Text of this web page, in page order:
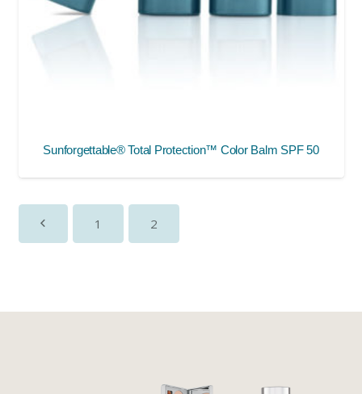
Sunforgettable® Total Protection™ Color Balm SPF 50
1 2